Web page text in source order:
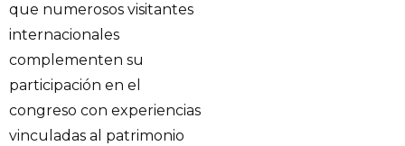
que numerosos visitantes
internacionales
complementen su
participación en el
congreso con experiencias
vinculadas al patrimonio